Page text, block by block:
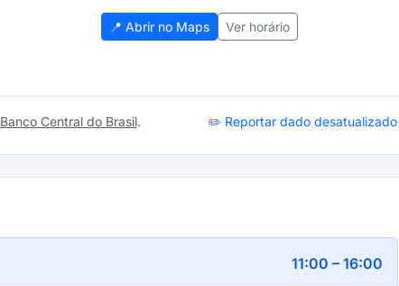
📍 Abrir no Maps Ver horário
Banco Central do Brasil. ✏️ Reportar dado desatualizado
11:00 – 16:00